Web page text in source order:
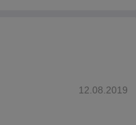
12.08.2019